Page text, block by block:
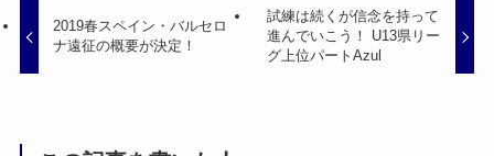
2019春スペイン・バルセロ
ナ遠征の概要が決定！
試練は続くが信念を持って
進んでいこう！ U13県リー
グ上位パートAzul